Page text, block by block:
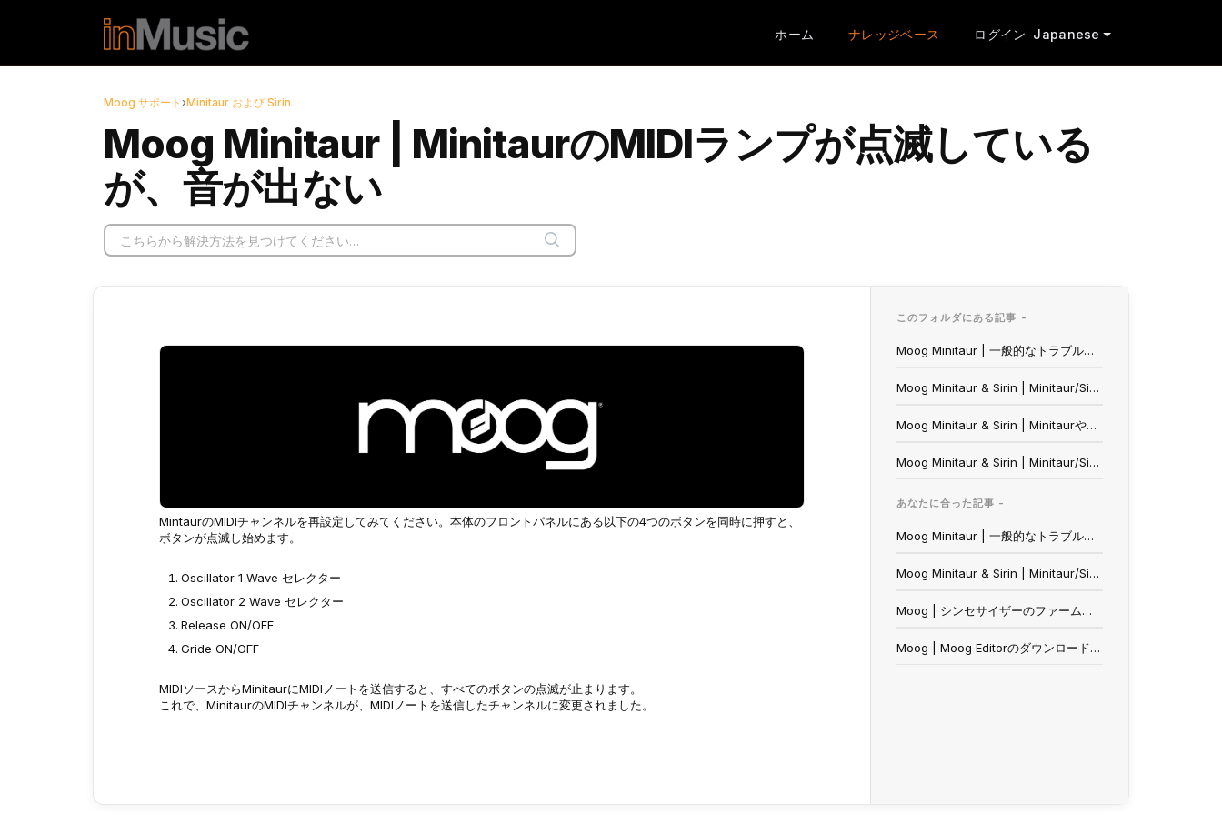
ホーム ナレッジベース ログイン Japanese
Moog サポート ›Minitaur および Sirin
Moog Minitaur | MinitaurのMIDIランプが点滅している
が、音が出ない
MintaurのMIDIチャンネルを再設定してみてください。本体のフロントパネルにある以下の4つのボタンを同時に押すと、
ボタンが点滅し始めます。
Oscillator 1 Wave セレクター
Oscillator 2 Wave セレクター
Release ON/OFF
Gride ON/OFF
MIDIソースからMinitaurにMIDIノートを送信すると、すべてのボタンの点滅が止まります。
これで、MinitaurのMIDIチャンネルが、MIDIノートを送信したチャンネルに変更されました。
このフォルダにある記事 -
Moog Minitaur | 一般的なトラブルシューティング
Moog Minitaur & Sirin | Minitaur/SirinをAbletonに同期させるには？
Moog Minitaur & Sirin | MinitaurやSirinのゲートをラッチするには？
Moog Minitaur & Sirin | Minitaur/SirinをAbletonに接続する
あなたに合った記事 -
Moog Minitaur | 一般的なトラブルシューティング
Moog Minitaur & Sirin | Minitaur/SirinをAbletonに接続する
Moog | シンセサイザーのファームウェアバージョンの確認方法について
Moog | Moog Editorのダウンロードリンク